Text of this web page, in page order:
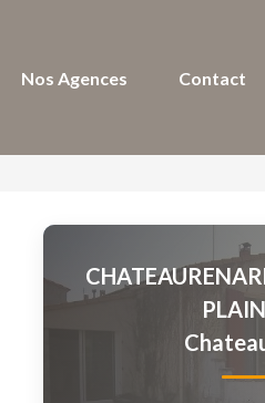
Nos Agences Contact